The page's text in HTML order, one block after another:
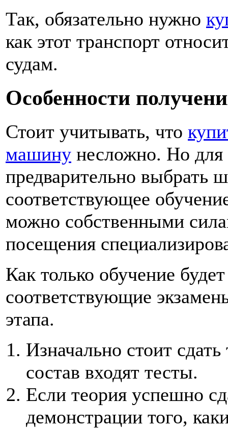
Так, обязательно нужно
как этот транспорт
судам.
Особенности
Стоит учитывать, что
машину несложно. Но для
предварительно выбрать
соответствующее
можно собственными
посещения
Как только обучение
соответствующие
этапа.
Изначально стоит
состав входят тесты.
Если теория успешно
демонстрации того,